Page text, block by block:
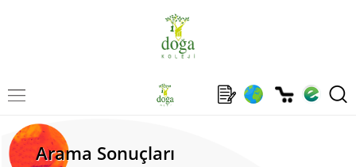
Arama Sonuçları